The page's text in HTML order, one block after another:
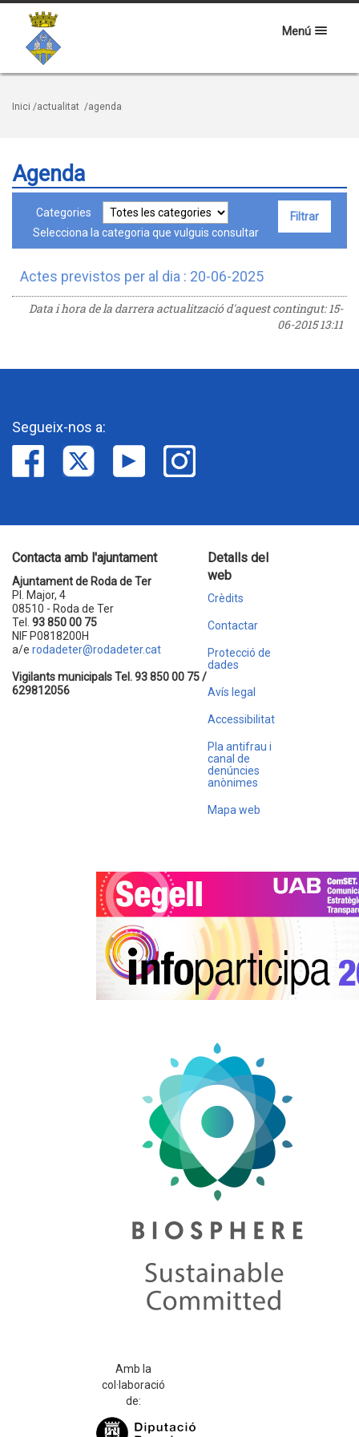
Menú
Inici /actualitat /agenda
Agenda
Categories
Selecciona la categoria que vulguis consultar
Actes previstos per al dia : 20-06-2025
Data i hora de la darrera actualització d'aquest contingut:15-
06-2015 13:11
Segueix-nos a:
Contacta amb l'ajuntament
Ajuntament de Roda de Ter
Pl. Major, 4
08510 - Roda de Ter
Tel. 93 850 00 75
NIF P0818200H
a/e rodadeter@rodadeter.cat
Vigilants municipals Tel. 93 850 00 75 /
629812056
Detalls del
web
Crèdits
Contactar
Protecció de
dades
Avís legal
Accessibilitat
Pla antifrau i
canal de
denúncies
anònimes
Mapa web
Amb la
col·laboració
de: